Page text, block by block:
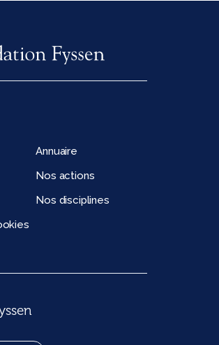
Annuaire
Nos actions
Nos disciplines